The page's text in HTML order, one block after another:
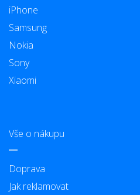
iPhone
Samsung
Nokia
Sony
Xiaomi
Vše o nákupu
Doprava
Jak reklamovat